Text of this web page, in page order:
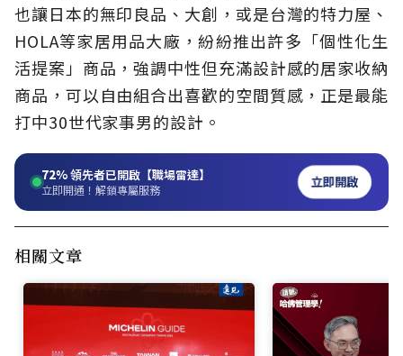
也讓日本的無印良品、大創，或是台灣的特力屋、
HOLA等家居用品大廠，紛紛推出許多「個性化生
活提案」商品，強調中性但充滿設計感的居家收納
商品，可以自由組合出喜歡的空間質感，正是最能
打中30世代家事男的設計。
72%領先者已開啟【職場雷達】
立即開通！解鎖專屬服務 立即開啟
相關文章